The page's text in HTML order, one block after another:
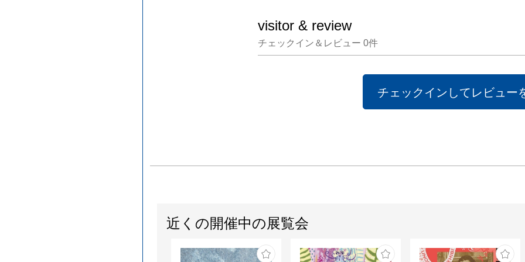
visitor & review
チェックイン＆レビュー 0件
チェックインしてレビュー
近くの開催中の展覧会